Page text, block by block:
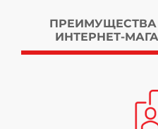
ИНТЕРНЕТ-